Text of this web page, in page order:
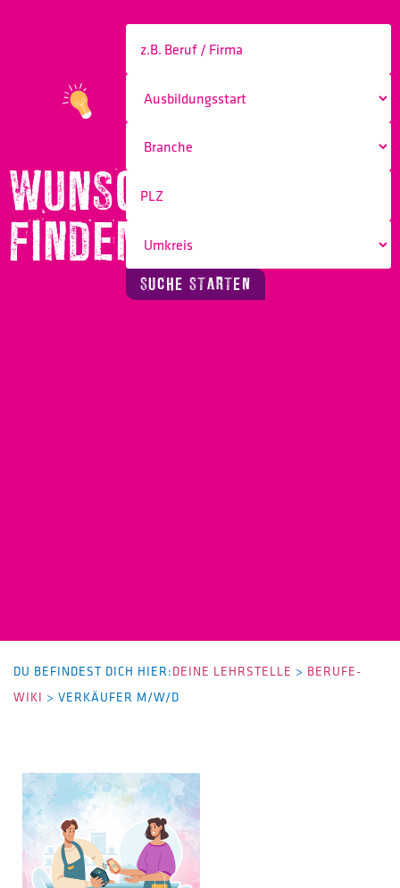
WUNSCHBERUF
FINDEN!
SUCHE STARTEN
DU BEFINDEST DICH HIER:DEINE LEHRSTELLE > BERUFE-
WIKI > VERKÄUFER M/W/D